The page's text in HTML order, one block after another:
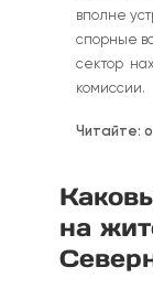
вполне
спорные
сектор
комиссии.
Читайте:
на